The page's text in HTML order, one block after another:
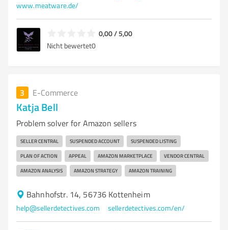
www.meatware.de/
0,00 / 5,00
Nicht bewertet0
3 E-Commerce
Katja Bell
Problem solver for Amazon sellers
SELLER CENTRAL SUSPENDED ACCOUNT SUSPENDED LISTING
PLAN OF ACTION APPEAL AMAZON MARKETPLACE VENDOR CENTRAL
AMAZON ANALYSIS AMAZON STRATEGY AMAZON TRAINING
Bahnhofstr. 14, 56736 Kottenheim
help@sellerdetectives.com sellerdetectives.com/en/